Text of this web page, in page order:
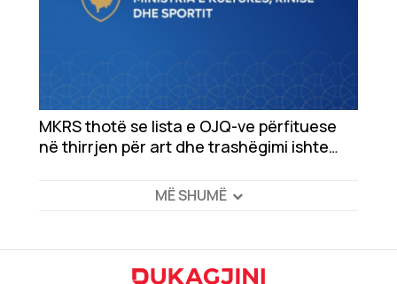
MKRS thotë se lista e OJQ-ve përfituese
në thirrjen për art dhe trashëgimi ishte
ripublikon sërish atëMË SHUMË